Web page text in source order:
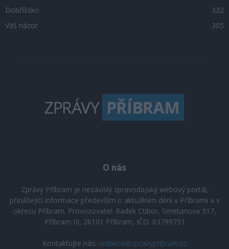
Dobříšsko
332
Váš názor
305
O nás
Zprávy Příbram je nezávislý zpravodajský webový portál,
přinášející informace především o aktuálním dění v Příbrami a v
okresu Příbram. Provozovatel: Radek Ctibor, Smetanova 317,
Příbram III, 26101 Příbram, IČO: 63799731
Kontaktujte nás: redakce@zpravypribram.cz